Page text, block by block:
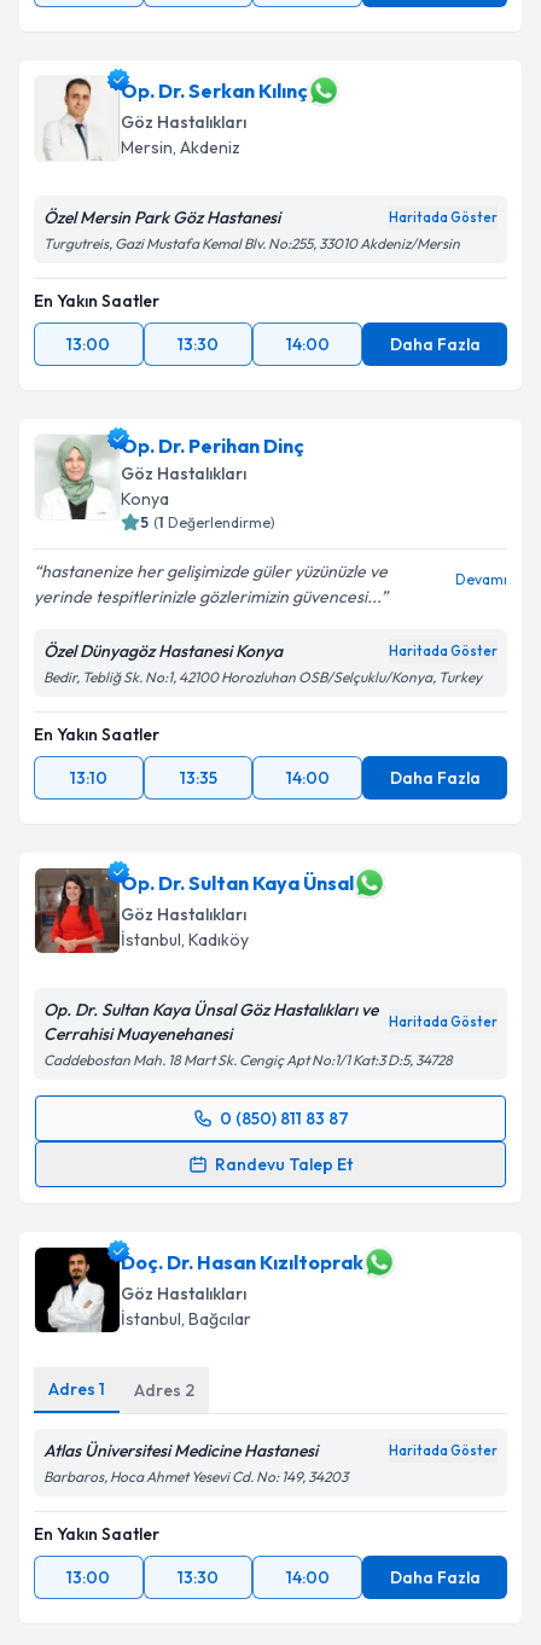
Op. Dr. Serkan Kılınç
Göz Hastalıkları
Mersin, Akdeniz
Özel Mersin Park Göz Hastanesi Haritada Göster
Turgutreis, Gazi Mustafa Kemal Blv. No:255, 33010 Akdeniz/Mersin
En Yakın Saatler
13:00
13:30 14:00 Daha Fazla
Op. Dr. Perihan Dinç
Göz Hastalıkları
Konya
5 (1 Değerlendirme)
hastanenize her gelişimizde güler yüzünüzle ve
yerinde tespitlerinizle gözlerimizin güvencesi...
Devamı
Özel Dünyagöz Hastanesi Konya Haritada Göster
Bedir, Tebliğ Sk. No:1, 42100 Horozluhan OSB/Selçuklu/Konya, Turkey
En Yakın Saatler
13:10
13:35 14:00 Daha Fazla
Op. Dr. Sultan Kaya Ünsal
Göz Hastalıkları
İstanbul, Kadıköy
Op. Dr. Sultan Kaya Ünsal Göz Hastalıkları ve
Cerrahisi Muayenehanesi
Haritada Göster
Caddebostan Mah. 18 Mart Sk. Cengiç Apt No:1/1 Kat:3 D:5, 34728
0 (850) 811 83 87
Randevu Talep Et
Randevu Takvimi Talebi
için bir takvim hazırlandığında e-posta ile
bilgilendireceğiz.
E-posta Adresiniz
Kişisel verilerimin işlenmesine ilişkin
Aydınlatma
Metni'ni okudum ve kişisel verilerimin belirtilen
Takvim Talebini Gönder
Doç. Dr. Hasan Kızıltoprak
Göz Hastalıkları
İstanbul, Bağcılar
Adres 1 Adres 2
Atlas Üniversitesi Medicine Hastanesi Haritada Göster
Barbaros, Hoca Ahmet Yesevi Cd. No: 149, 34203
En Yakın Saatler
13:00
13:30 14:00 Daha Fazla